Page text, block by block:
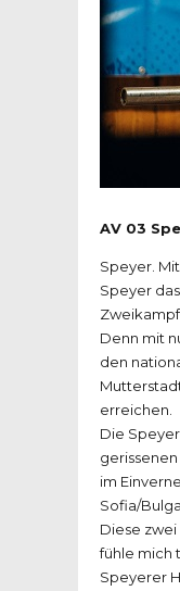
AV 03
Speyer.
Speyer
Denn mit
den
erreichen.
Die
im
Sofia/
Diese
fühle mich
Speyerer